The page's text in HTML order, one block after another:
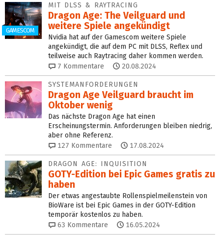
GAMESCOM
MIT DLSS & RAYTRACING
Dragon Age: The Veilguard und
weitere Spiele angekündigt
Nvidia hat auf der Gamescom weitere Spiele
angekündigt, die auf dem PC mit DLSS, Reflex und
teilweise auch Raytracing daher kommen werden.
7 Kommentare 20.08.2024
SYSTEMANFORDERUNGEN
Dragon Age Veilguard braucht im
Oktober wenig
Das nächste Dragon Age hat einen
Erscheinungstermin. Anforderungen bleiben niedrig,
aber ohne Referenz.
127 Kommentare 17.08.2024
DRAGON AGE: INQUISITION
GOTY-Edition bei Epic Games gratis zu
haben
Der etwas angestaubte Rollenspielmeilenstein von
BioWare ist bei Epic Games in der GOTY-Edition
temporär kostenlos zu haben.
63 Kommentare 16.05.2024